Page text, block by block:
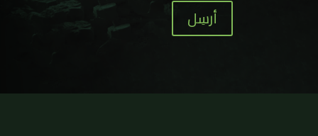
أرسِل